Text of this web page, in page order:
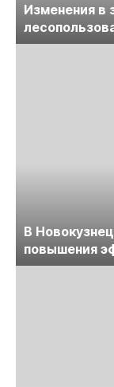
Изменения в
обсудят на
В
повышения
предприятий